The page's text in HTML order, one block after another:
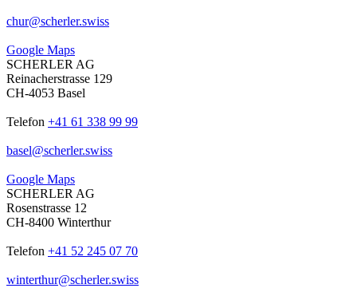
chur@scherler.swiss
Google Maps
SCHERLER AG
Reinacherstrasse 129
CH-4053 Basel
Telefon +41 61 338 99 99
basel@scherler.swiss
Google Maps
SCHERLER AG
Rosenstrasse 12
CH-8400 Winterthur
Telefon +41 52 245 07 70
winterthur@scherler.swiss